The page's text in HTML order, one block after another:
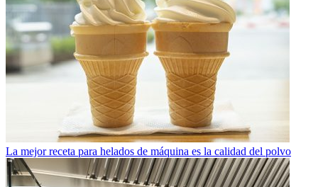
La mejor receta para helados de máquina es la calidad del polvo